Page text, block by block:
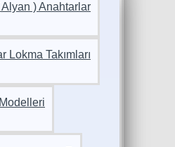
) Anahtarlar
Lokma Takımları